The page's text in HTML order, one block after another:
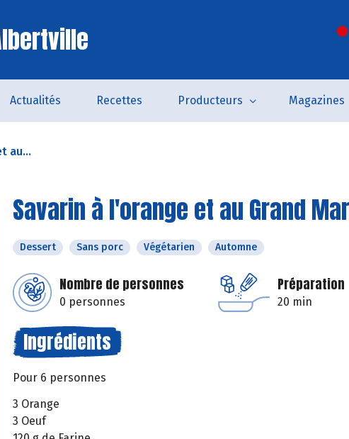
Actualités Recettes Producteurs Magazines
au...
Savarin à l'orange et au Grand
Dessert Sans porc Végétarien Automne
Nombre de personnes
0 personnes
Préparation
20 min
Ingrédients
Pour 6 personnes
3 Orange
3 Oeuf